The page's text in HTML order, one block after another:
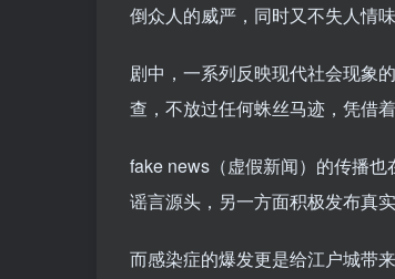
倒众人的威严，同时又不失人情
剧中，一系列反映现代社会现象
查，不放过任何蛛丝马迹，凭借
fake news（虚假新闻）的传播
谣言源头，另一方面积极发布真
而感染症的爆发更是给江户城带